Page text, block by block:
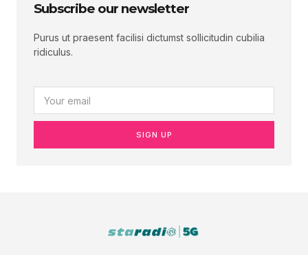
Subscribe our newsletter
Purus ut praesent facilisi dictumst sollicitudin cubilia
ridiculus.
SIGN UP